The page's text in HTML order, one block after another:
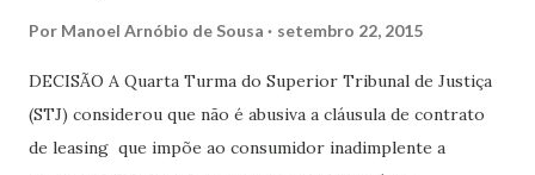
Por Manoel Arnóbio de Sousa setembro 22, 2015
DECISÃO A Quarta Turma do Superior Tribunal de Justiça
(STJ) considerou que não é abusiva a cláusula de contrato
de leasing que impõe ao consumidor inadimplente a